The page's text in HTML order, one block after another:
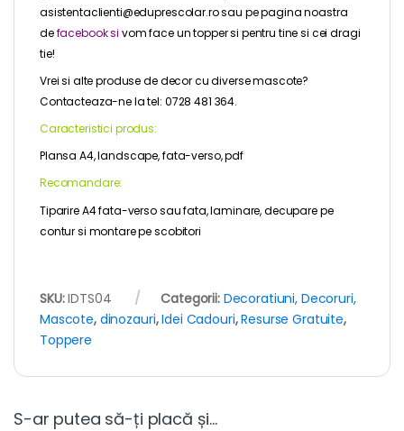
asistentaclienti@eduprescolar.ro sau pe pagina noastra
defacebooksi vom face un topper si pentru tine si cei dragi
tie!
Vrei si alte produse de decor cu diverse mascote?
Contacteaza-ne la tel: 0728 481 364.
Caracteristici produs:
Plansa A4, landscape, fata-verso, pdf
Recomandare:
Tiparire A4 fata-verso sau fata, laminare, decupare pe
contur si montare pe scobitori
SKU:IDTS04 Categorii: Decoratiuni, Decoruri,
Mascote, dinozauri,Idei Cadouri,Resurse Gratuite,
Toppere
S-ar putea să-ți placă și…